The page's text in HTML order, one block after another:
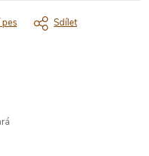
pes Sdílet